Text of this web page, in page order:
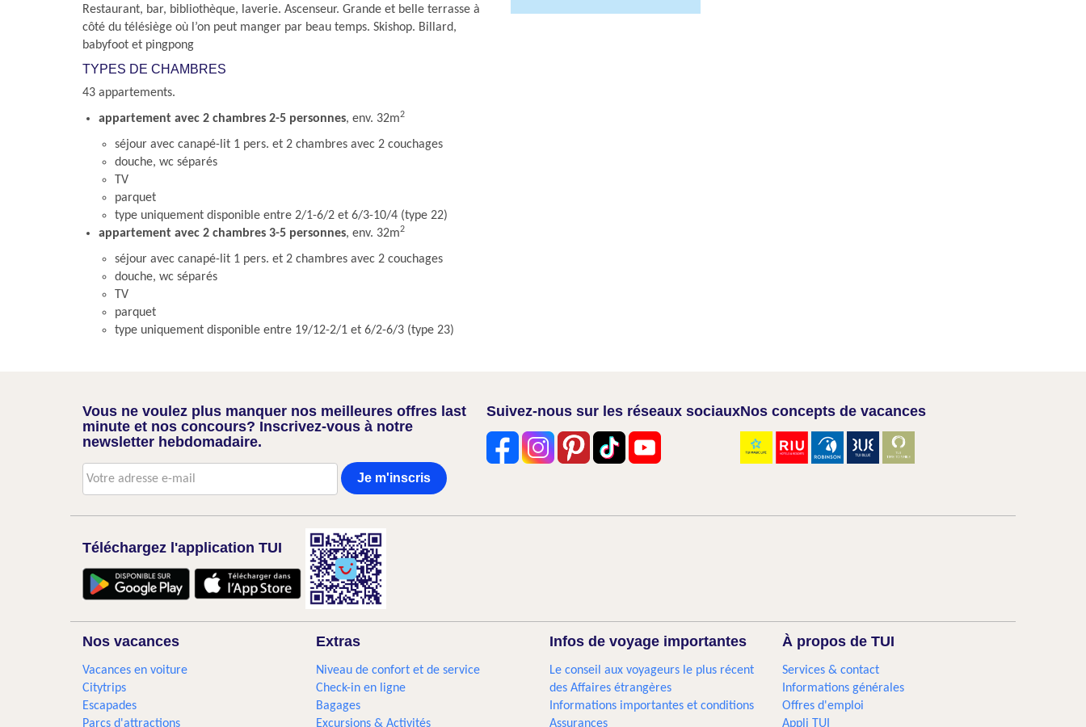
Restaurant, bar, bibliothèque, laverie. Ascenseur. Grande et belle terrasse à
côté du télésiège où l’on peut manger par beau temps. Skishop. Billard,
babyfoot et pingpong
TYPES DE CHAMBRES
43 appartements.
appartement avec 2 chambres 2-5 personnes, env. 32m2
séjour avec canapé-lit 1 pers. et 2 chambres avec 2 couchages
douche, wc séparés
TV
parquet
type uniquement disponible entre 2/1-6/2 et 6/3-10/4 (type 22)
appartement avec 2 chambres 3-5 personnes, env. 32m2
séjour avec canapé-lit 1 pers. et 2 chambres avec 2 couchages
douche, wc séparés
TV
parquet
type uniquement disponible entre 19/12-2/1 et 6/2-6/3 (type 23)
Vous ne voulez plus manquer nos meilleures offres last
minute et nos concours? Inscrivez-vous à notre
newsletter hebdomadaire.
Je m'inscris
Suivez-nous sur les réseaux sociauxNos concepts de vacances
Téléchargez l'application TUI
Nos vacances
Vacances en voiture
Citytrips
Escapades
Parcs d'attractions
Extras
Niveau de confort et de service
Check-in en ligne
Bagages
Excursions & Activités
Infos de voyage importantes
Le conseil aux voyageurs le plus récent
des Affaires étrangères
Informations importantes et conditions
Assurances
À propos de TUI
Services & contact
Informations générales
Offres d'emploi
Appli TUI